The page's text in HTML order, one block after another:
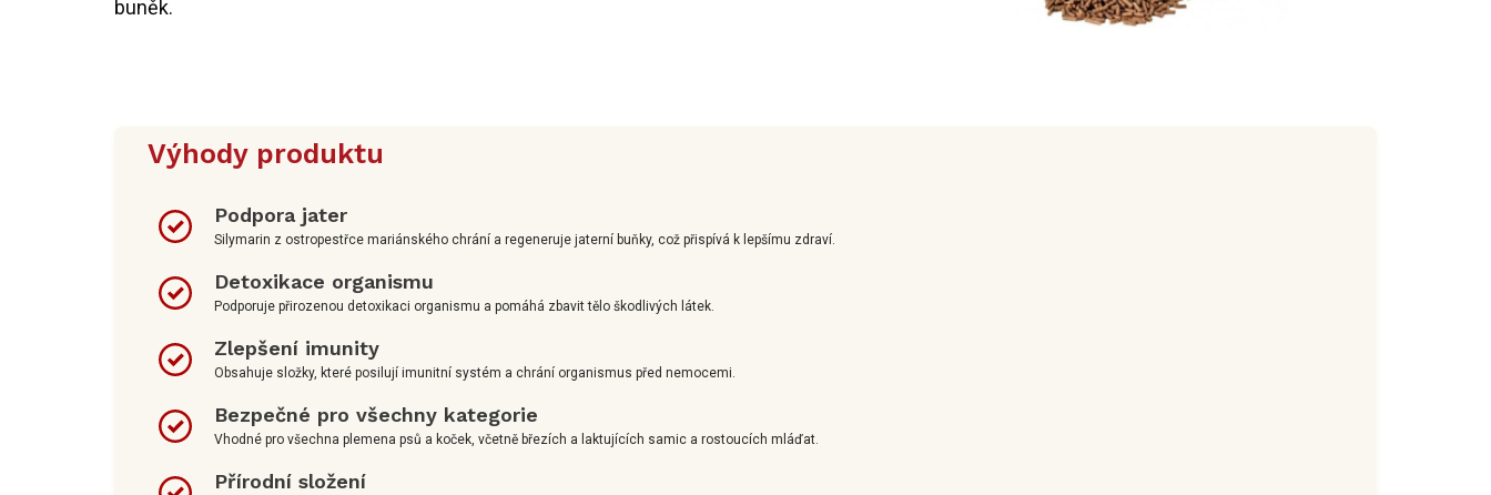
buněk.
Výhody produktu
Podpora jater
Silymarin z ostropestřce mariánského chrání a regeneruje jaterní buňky, což přispívá k lepšímu zdraví.
Detoxikace organismu
Podporuje přirozenou detoxikaci organismu a pomáhá zbavit tělo škodlivých látek.
Zlepšení imunity
Obsahuje složky, které posilují imunitní systém a chrání organismus před nemocemi.
Bezpečné pro všechny kategorie
Vhodné pro všechna plemena psů a koček, včetně březích a laktujících samic a rostoucích mláďat.
Přírodní složení